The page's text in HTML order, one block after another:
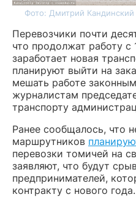
Фото: Дмитрий
Перевозчики почти
что продолжат работу с
заработает новая
планируют выйти на
мешать работе
журналистам
транспорту
Ранее сообщалось, что
маршрутников
перевозки томичей на
заявляют, что будут
предпринимателей,
контракту с нового года.